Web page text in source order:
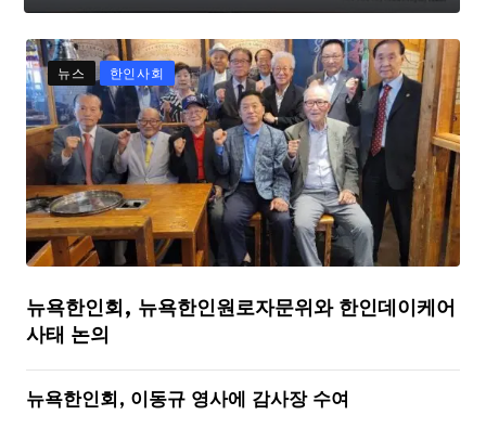
뉴스 한인사회
뉴욕한인회, 뉴욕한인원로자문위와 한인데이케어
사태 논의
뉴욕한인회, 이동규 영사에 감사장 수여